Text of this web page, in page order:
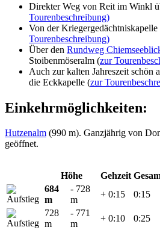
Direkter Weg von Reit im Winkl
Tourenbeschreibung)
Von der Kriegergedächtniskapelle
Tourenbeschreibung)
Über den Rundweg
Stoibenmöseralm (zur
Auch zur kalten Jahreszeit schön
die Eckkapelle (zur
Einkehrmöglichkeiten:
Hutzenalm (990 m). Ganzjährig von
geöffnet.
Höhe Gehzeit
684
m
- 728
m
+ 0:15 0:15
728
m
- 771
m
+ 0:10 0:25